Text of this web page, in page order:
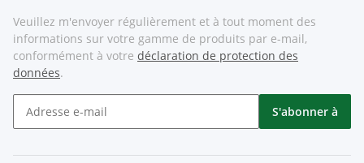
Veuillez m'envoyer régulièrement et à tout moment des
informations sur votre gamme de produits par e-mail,
conformément à votre déclaration de protection des
données.
S'abonner à